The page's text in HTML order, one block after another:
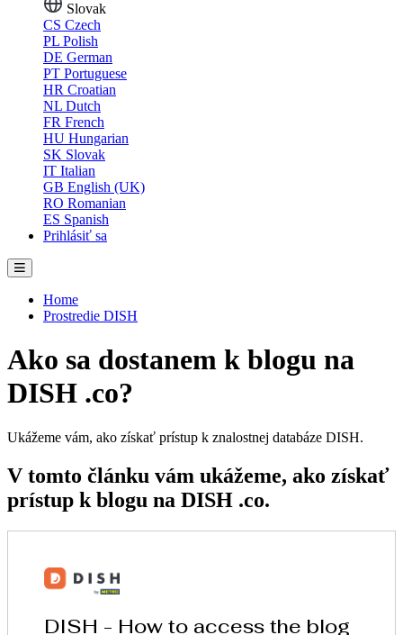
Slovak
CS Czech
PL Polish
DE German
PT Portuguese
HR Croatian
NL Dutch
FR French
HU Hungarian
SK Slovak
IT Italian
GB English (UK)
RO Romanian
ES Spanish
Prihlásiť sa
Home
Prostredie DISH
Ako sa dostanem k blogu na
DISH .co?
Ukážeme vám, ako získať prístup k znalostnej databáze DISH.
V tomto článku vám ukážeme, ako získať
prístup k blogu na DISH .co.